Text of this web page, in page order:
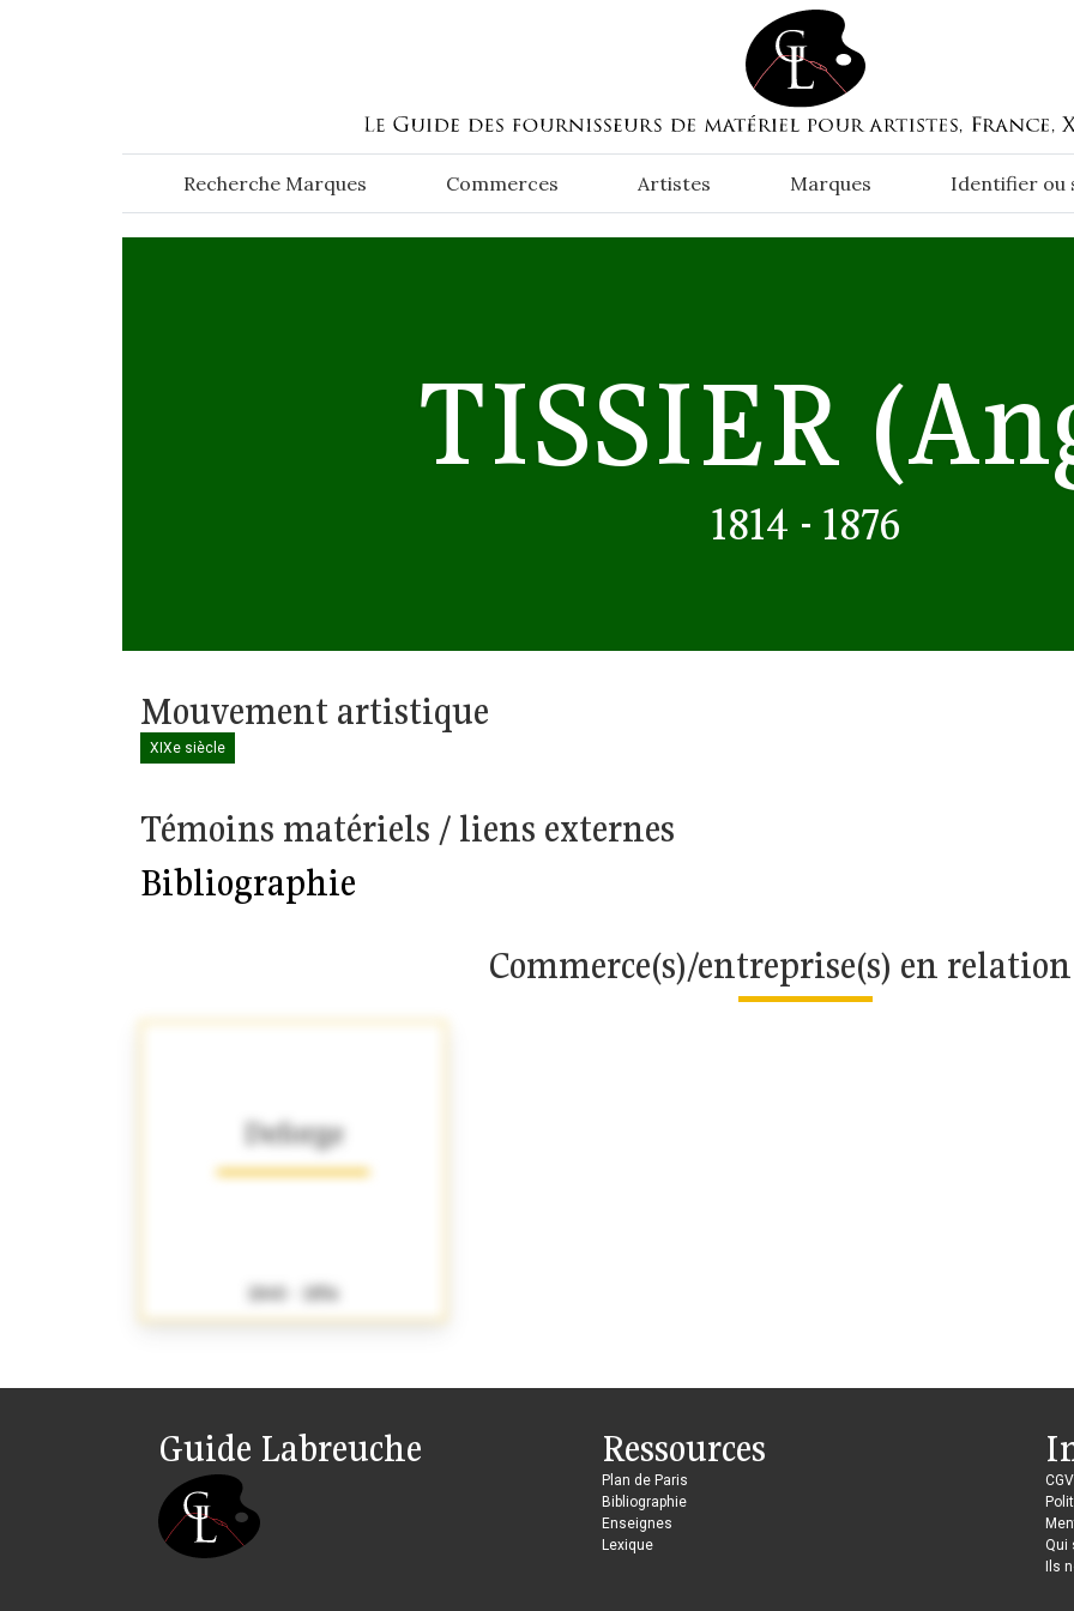
Recherche Marques Commerces Artistes Marques Identifier ou
TISSIER
1814 - 1876
Mouvement artistique
XIXe siècle
Témoins matériels / liens externes
Bibliographie
Commerce(s)/entreprise(s) en
Deforge
1840 - 1856
Guide Labreuche Ressources
Plan de Paris
Bibliographie
Enseignes
Lexique
Qui
Ils